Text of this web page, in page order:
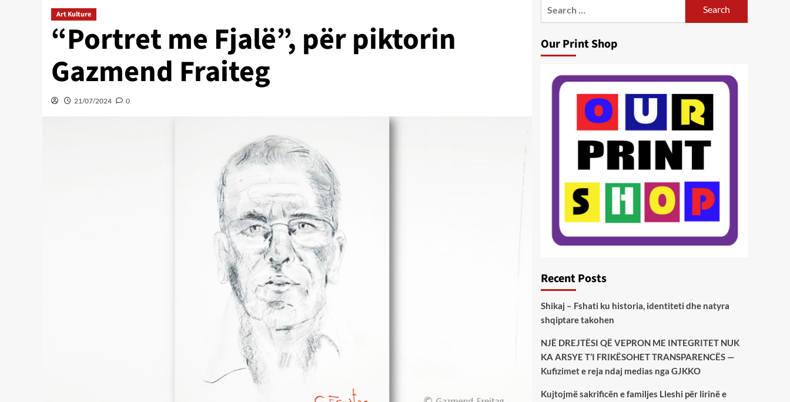
Art Kulture
“Portret me Fjalë”, për piktorin
Gazmend Fraiteg
21/07/2024 0
Our Print Shop
Recent Posts
Shikaj – Fshati ku historia, identiteti dhe natyra
shqiptare takohen
NJË DREJTËSI QË VEPRON ME INTEGRITET NUK
KA ARSYE T’I FRIKËSOHET TRANSPARENCËS —
Kufizimet e reja ndaj medias nga GJKKO
Kujtojmë sakrificën e familjes Lleshi për lirinë e